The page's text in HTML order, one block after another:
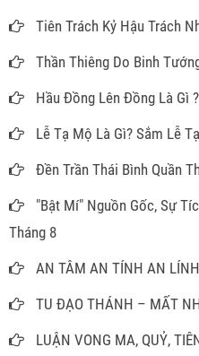
Tiên Trách Kỷ Hậu Trách
Thần Thiêng Do Binh
Hầu Đồng Lên Đồng Là Gì ?
Lễ Tạ Mộ Là Gì? Sắm Lễ
Đền Trần Thái Bình Quần
"Bật Mí" Nguồn Gốc, Sự
Tháng 8
AN TÂM AN TÍNH AN
TU ĐẠO THÁNH – MẤT
LUẬN VONG MA, QUỶ,